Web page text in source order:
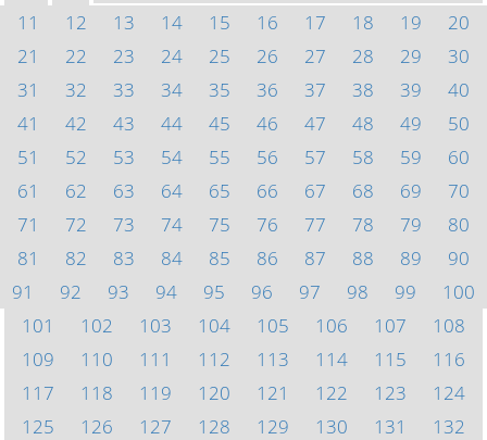
11
12 13 14 15 16 17 18 19
20
21
22 23 24 25 26 27 28 29
30
31
32 33 34 35 36 37 38 39
40
41
42 43 44 45 46 47 48 49
50
51
52 53 54 55 56 57 58 59
60
61
62 63 64 65 66 67 68 69
70
71
72 73 74 75 76 77 78 79
80
81
82 83 84 85 86 87 88 89
90
91
92 93 94 95 96 97 98 99
100
101
102 103 104 105 106 107
108
109
110 111 112 113 114 115
116
117
118 119 120 121 122 123
124
125
126 127 128 129 130 131
132